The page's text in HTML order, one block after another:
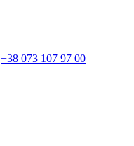
+38 073 107 97 00